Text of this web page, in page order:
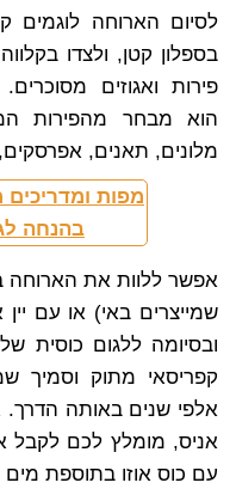
לסיום הארוחה לוגמים
בספלון קטן, ולצדו
פירות ואגוזים
הוא מבחר מהפירות
מלונים, תאנים, אפרסקים,
מפות ומדריכים
בהנחה
שמייצרים באי) או עם
ובסיומה ללגום כוסית
קפריסאי מתוק וסמיך
אלפי שנים באותה
אניס, מומלץ לכם לקבל
עם כוס אוזו בתוספת מים